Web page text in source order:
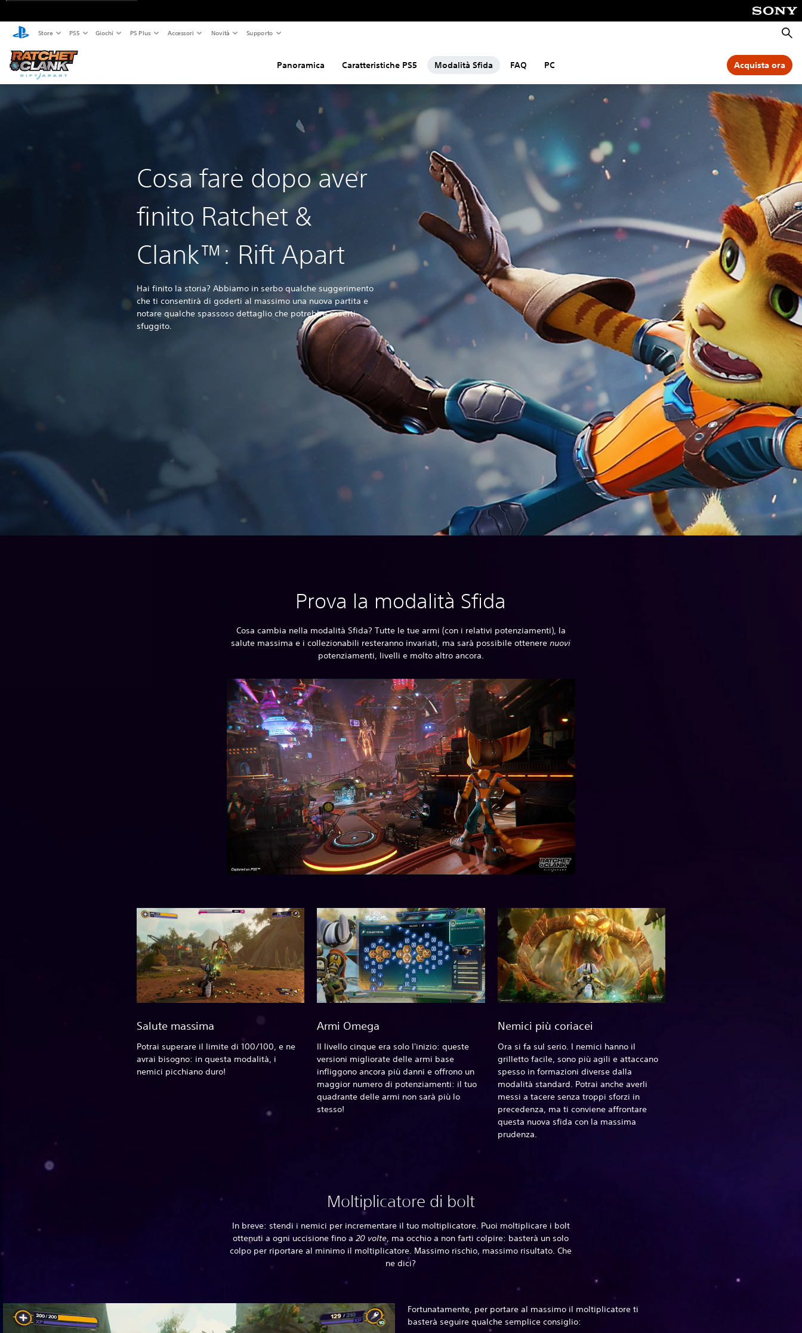
Store PS5 Giochi PS Plus Accessori Novità Supporto
Cerca
Panoramica Caratteristiche PS5 Modalità Sfida FAQ PC Acquista ora
Cosa fare dopo aver
finito Ratchet &
Clank™: Rift Apart
Hai finito la storia? Abbiamo in serbo qualche suggerimento
che ti consentirà di goderti al massimo una nuova partita e
notare qualche spassoso dettaglio che potrebbe esserti
sfuggito.
Prova la modalità Sfida
Cosa cambia nella modalità Sfida? Tutte le tue armi (con i relativi potenziamenti), la
salute massima e i collezionabili resteranno invariati, ma sarà possibile ottenerenuovi
potenziamenti, livelli e molto altro ancora.
Salute massima
Potrai superare il limite di 100/100, e ne
avrai bisogno: in questa modalità, i
nemici picchiano duro!
Armi Omega
Il livello cinque era solo l'inizio: queste
versioni migliorate delle armi base
infliggono ancora più danni e offrono un
maggior numero di potenziamenti: il tuo
quadrante delle armi non sarà più lo
stesso!
Nemici più coriacei
Ora si fa sul serio. I nemici hanno il
grilletto facile, sono più agili e attaccano
spesso in formazioni diverse dalla
modalità standard. Potrai anche averli
messi a tacere senza troppi sforzi in
precedenza, ma ti conviene affrontare
questa nuova sfida con la massima
prudenza.
Moltiplicatore di bolt
In breve: stendi i nemici per incrementare il tuo moltiplicatore. Puoi moltiplicare i bolt
ottenuti a ogni uccisione fino a20 volte , ma occhio a non farti colpire: basterà un solo
colpo per riportare al minimo il moltiplicatore. Massimo rischio, massimo risultato. Che
ne dici?
Fortunatamente, per portare al massimo il moltiplicatore ti
basterà seguire qualche semplice consiglio: